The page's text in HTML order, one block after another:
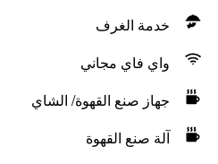
خدمة الغرف
واي فاي مجاني
جهاز صنع القهوة/ الشاي
آلة صنع القهوة